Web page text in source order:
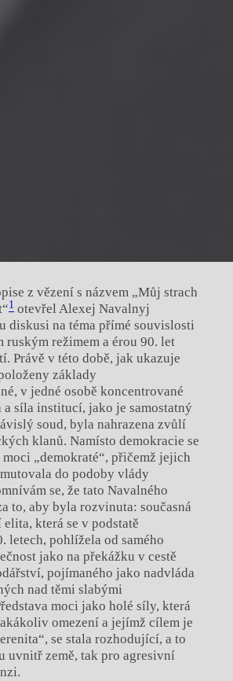
z vězení s názvem „Můj strach
1 otevřel Alexej Navalnyj
diskusi na téma přímé souvislosti
ruským režimem a érou 90. let
Právě v této době, jak ukazuje
základy
v jedné osobě koncentrované
a síla institucí, jako je samostatný
soud, byla nahrazena zvůlí
klanů. Namísto demokracie se
„demokraté“, přičemž jejich
do podoby vlády
se, že tato Navalného
to, aby byla rozvinuta: současná
která se v podstatě
letech, pohlížela od samého
jako na překážku v cestě
pojímaného jako nadvláda
nad těmi slabými
moci jako holé síly, která
omezení a jejímž cílem je
se stala rozhodující, a to
uvnitř země, tak pro agresivní